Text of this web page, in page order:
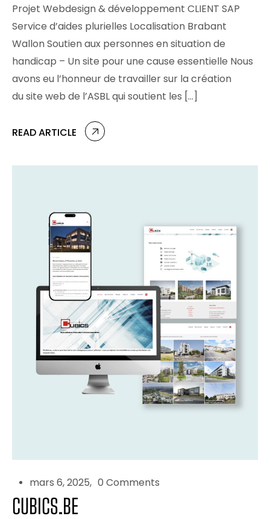
Projet Webdesign & développement CLIENT SAP
Service d’aides plurielles Localisation Brabant
Wallon Soutien aux personnes en situation de
handicap – Un site pour une cause essentielle Nous
avons eu l’honneur de travailler sur la création
du site web de l’ASBL qui soutient les […]
READ ARTICLE
mars 6, 2025 0 Comments
CUBICS.BE